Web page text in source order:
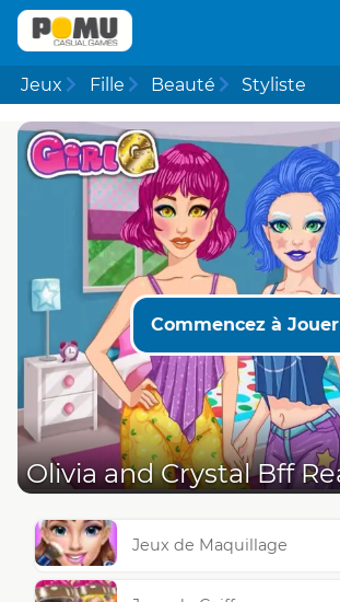
Jeux Fille Beauté Styliste
Commencez à Jouer
Jeux de Maquillage